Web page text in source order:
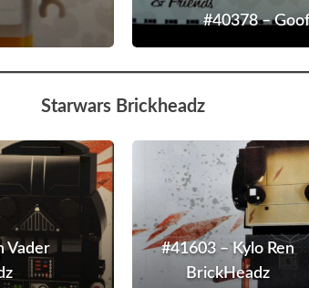
#40378 –
Starwars Brickheadz
Vader
Vader
#41603
–
Kylo
Ren
#41603 – Kylo Ren
BrickHeadz